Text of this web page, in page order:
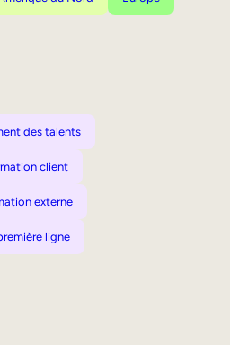
des talents
client
externe
ligne